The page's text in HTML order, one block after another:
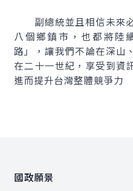
副總統並且相信未來
八個鄉鎮市，也都將陸
路」，讓我們不論在深山
在二十一世紀，享受到資
進而提升台灣整體競爭力
國政願景